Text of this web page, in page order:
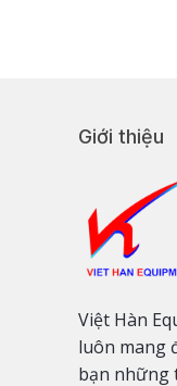
Giới thiệu
Việt Hàn
luôn mang
bạn những